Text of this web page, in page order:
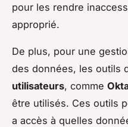
pour les rendre
approprié.
De plus, pour une
des données, les outils
utilisateurs, comme
être utilisés. Ces outils
a accès à quelles